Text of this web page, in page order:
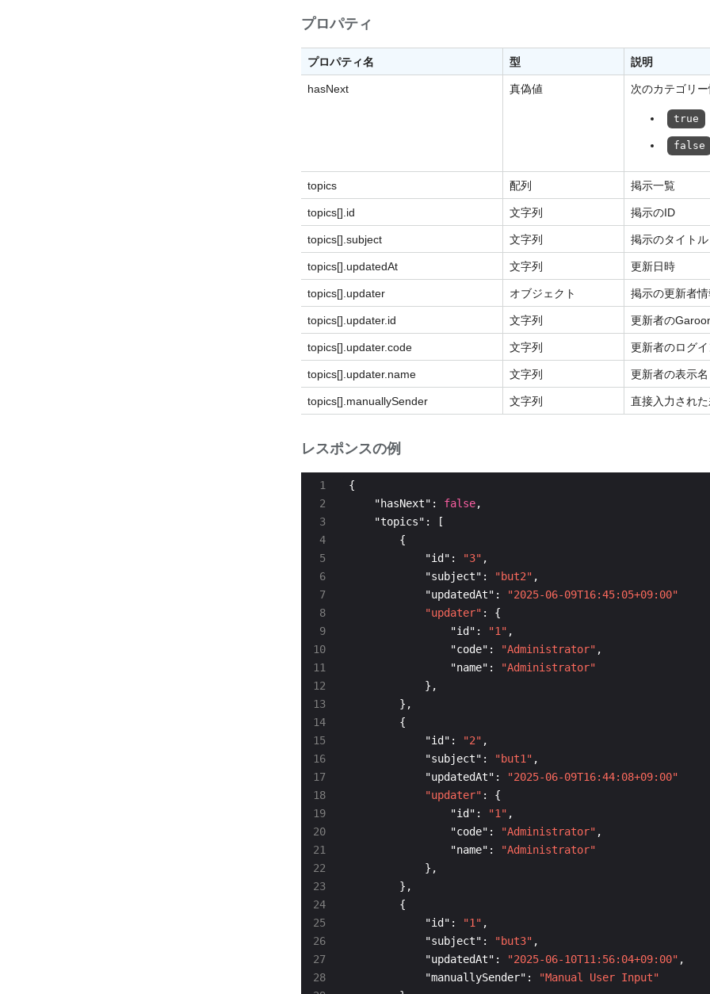
プロパティ
プロパティ名 型 説明
hasNext 真偽値 次のカテゴリ
true
false
topics 配列 掲示一覧
topics[].id 文字列 掲示のID
topics[].subject 文字列 掲示のタイトル
topics[].updatedAt 文字列 更新日時
topics[].updater オブジェクト 掲示の更新者情
topics[].updater.id 文字列 更新者の
topics[].updater.code 文字列 更新者のログイ
topics[].updater.name 文字列 更新者の表示名
topics[].manuallySender 文字列 直接入力され
レスポンスの例
1
3
4
5
6
7
8
9
10
11
13
14
15
16
17
18
19
20
21
23
24
25
26
27
28
    "hasNext":
false
            "id":
"3"
            "subject":
"but2"
            "updatedAt":
"2025-06-09T16:45:05+09:00"
"updater"
                "id":
"1"
                "code":
"Administrator"
                "name":
"Administrator"
            "id":
"2"
            "subject":
"but1"
            "updatedAt":
"2025-06-09T16:44:08+09:00"
"updater"
                "id":
"1"
                "code":
"Administrator"
                "name":
"Administrator"
            "id":
"1"
            "subject":
"but3"
            "updatedAt":
"2025-06-10T11:56:04+09:00"
            "manuallySender":
"Manual User Input"